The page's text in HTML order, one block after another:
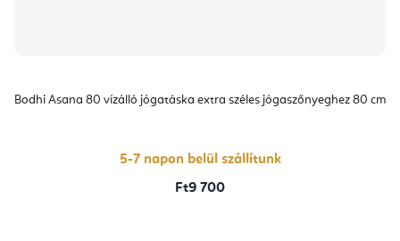
Bodhi Asana 80 vízálló jógatáska extra széles jógaszőnyeghez 80 cm
5-7 napon belül szállítunk
Ft9 700